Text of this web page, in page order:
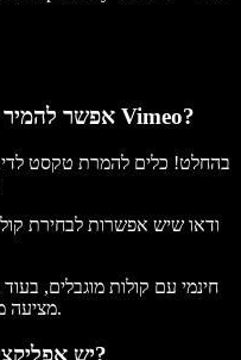
אפשר להמיר קבצים עם קולות נשיים לפרויקטי Vimeo?
בהחלט! כלים להמרת טקסט
בתשלום כמו Speechify TTS מציעה מבחר רחב.
יש אפליקציה חינמית שממירה ספרים לאודיו?